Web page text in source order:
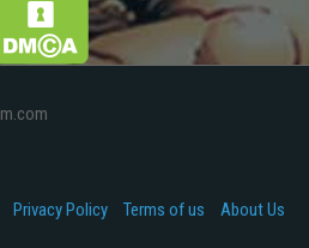
Privacy Policy Terms of us About Us